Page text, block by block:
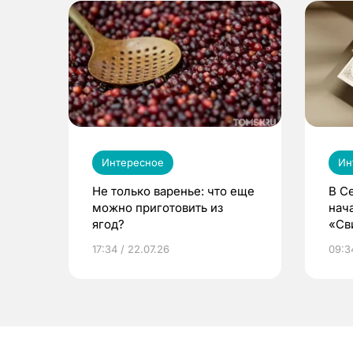
Интересное
Не только варенье: что еще
можно приготовить из
ягод?
17:34 / 22.07.26
В